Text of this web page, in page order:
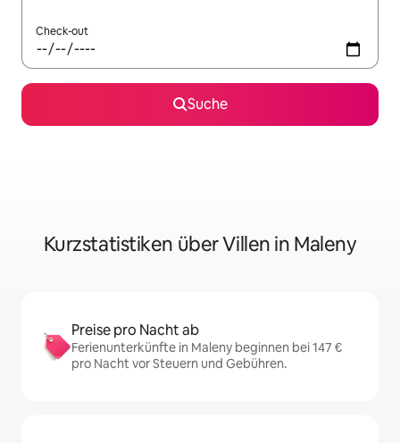
Check-out
Suche
Kurzstatistiken über Villen in Maleny
Preise pro Nacht ab
Ferienunterkünfte in Maleny beginnen bei 147 €
pro Nacht vor Steuern und Gebühren.